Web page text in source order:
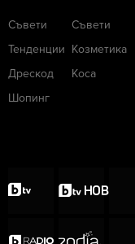
Съвети
Тенденции
Дрескод
Шопинг
Съвети
Козметика
Коса